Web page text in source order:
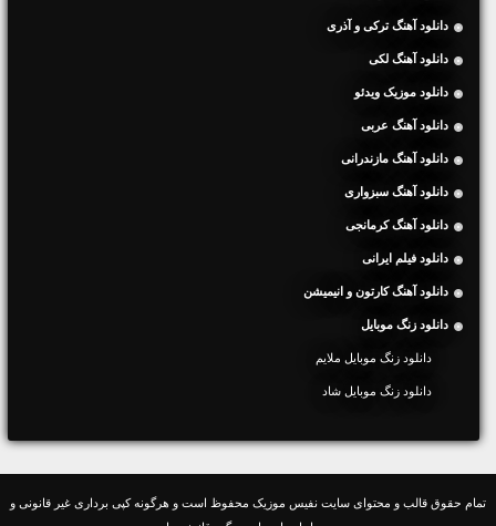
دانلود آهنگ ترکی و آذری
دانلود آهنگ لکی
دانلود موزیک ویدئو
دانلود آهنگ عربی
دانلود آهنگ مازندرانی
دانلود آهنگ سبزواری
دانلود آهنگ کرمانجی
دانلود فیلم ایرانی
دانلود آهنگ کارتون و انیمیشن
دانلود زنگ موبایل
دانلود زنگ موبایل ملایم
دانلود زنگ موبایل شاد
تمام حقوق قالب و محتوای سایت نفیس موزیک محفوظ است و هرگونه کپی برداری غیر قانونی و